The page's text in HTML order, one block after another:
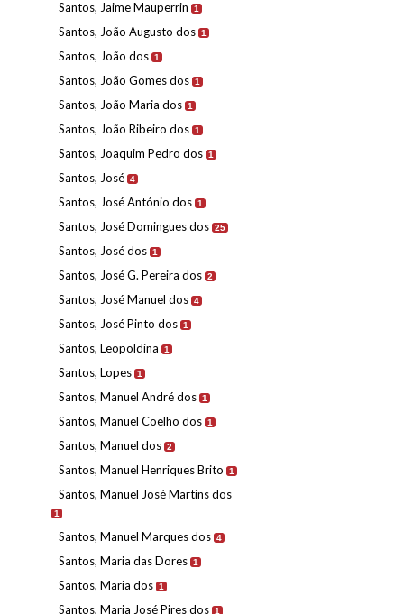
Santos, Jaime Mauperrin 1
Santos, João Augusto dos 1
Santos, João dos 1
Santos, João Gomes dos 1
Santos, João Maria dos 1
Santos, João Ribeiro dos 1
Santos, Joaquim Pedro dos 1
Santos, José 4
Santos, José António dos 1
Santos, José Domingues dos 25
Santos, José dos 1
Santos, José G. Pereira dos 2
Santos, José Manuel dos 4
Santos, José Pinto dos 1
Santos, Leopoldina 1
Santos, Lopes 1
Santos, Manuel André dos 1
Santos, Manuel Coelho dos 1
Santos, Manuel dos 2
Santos, Manuel Henriques Brito 1
Santos, Manuel José Martins dos
1
Santos, Manuel Marques dos 4
Santos, Maria das Dores 1
Santos, Maria dos 1
Santos, Maria José Pires dos 1